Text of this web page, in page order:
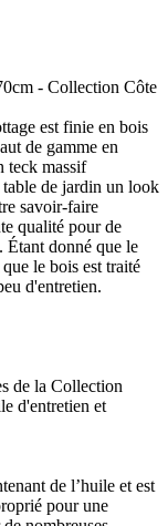
- Collection Côte
est finie en bois
de gamme en
teck massif
table de jardin un look
savoir-faire
qualité pour de
Étant donné que le
le bois est traité
d'entretien.
de la Collection
d'entretien et
de l’huile et est
pour une